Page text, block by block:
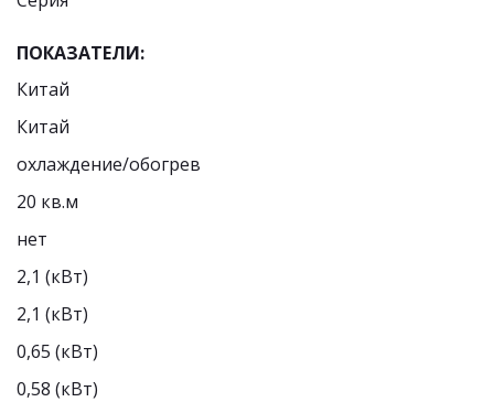
ПОКАЗАТЕЛИ:
Китай
Китай
охлаждение/обогрев
20 кв.м
нет
2,1 (кВт)
2,1 (кВт)
0,65 (кВт)
0,58 (кВт)